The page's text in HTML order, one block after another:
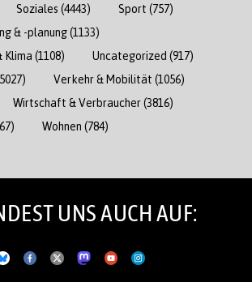
Soziales (4443) Sport (757)
& -planung(1133)
Klima (1108) Uncategorized (917)
Verkehr & Mobilität (1056)
Wirtschaft & Verbraucher(3816)
Wohnen (784)
UNS AUCH AUF: